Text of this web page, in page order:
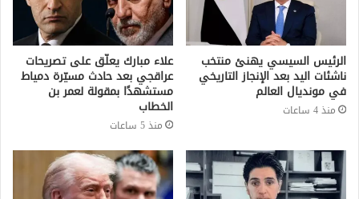
الرئيس السيسي يهنئ منتخب
ناشئات اليد بعد الإنجاز التاريخي
في مونديال العالم
منذ 4 ساعات
علاء مبارك يعلّق على تصريحات
عراقجي بعد حادث مسيّرة دمياط
مستشهدًا بمقولة لعمر بن
الخطاب
منذ 5 ساعات